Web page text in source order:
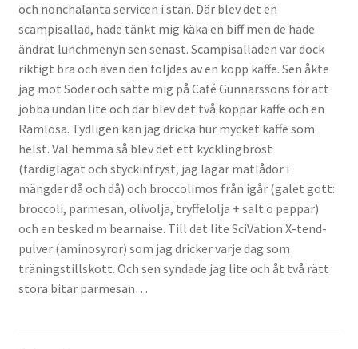
Festen: Villa Ludvigsberg
Toastmaster
Barn?
Önskelista
Önska musik
OSA
Kassa
och nonchalanta servicen i stan. Där blev det en
scampisallad, hade tänkt mig käka en biff men de hade
ändrat lunchmenyn sen senast. Scampisalladen var dock
riktigt bra och även den följdes av en kopp kaffe. Sen åkte
jag mot Söder och sätte mig på Café Gunnarssons för att
jobba undan lite och där blev det två koppar kaffe och en
Ramlösa. Tydligen kan jag dricka hur mycket kaffe som
helst. Väl hemma så blev det ett kycklingbröst
(färdiglagat och styckinfryst, jag lagar matlådor i
mängder då och då) och broccolimos från igår (galet gott:
broccoli, parmesan, olivolja, tryffelolja + salt o peppar)
och en tesked m bearnaise. Till det lite SciVation X-tend-
pulver (aminosyror) som jag dricker varje dag som
träningstillskott. Och sen syndade jag lite och åt två rätt
stora bitar parmesan…